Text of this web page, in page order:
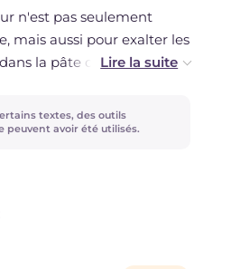
n'est pas seulement
mais aussi pour exalter les
la pâte des boulettes :
êtes amateurs de
ajoutez un peu de
textes, des outils
peuvent avoir été utilisés.